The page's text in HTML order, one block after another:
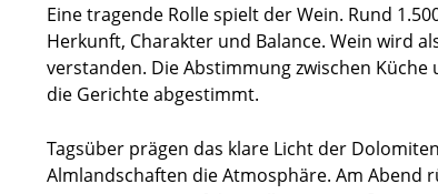
Eine tragende Rolle spielt der Wein. Rund
Herkunft, Charakter und Balance. Wein wird
verstanden. Die Abstimmung zwischen
die Gerichte abgestimmt.
Tagsüber prägen das klare Licht der
Almlandschaften die Atmosphäre. Am Abend